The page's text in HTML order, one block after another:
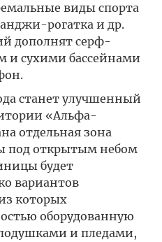
виды спорта
рогатка и др.
дополнят серф-
и сухими бассейнами
станет улучшенный
«Альфа-
отдельная зона
под открытым небом
будет
вариантов
которых
оборудованную
и пледами,